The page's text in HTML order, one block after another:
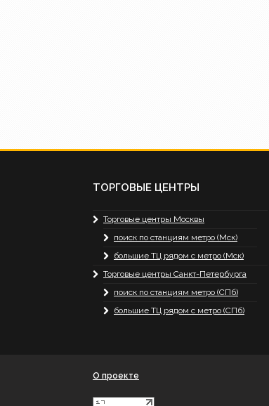
ТОРГОВЫЕ ЦЕНТРЫ
Торговые центры Москвы
поиск по станциям метро (Мск)
большие ТЦ рядом с метро (Мск)
Торговые центры Санкт-Петербурга
поиск по станциям метро (СПб)
большие ТЦ рядом с метро (СПб)
О проекте